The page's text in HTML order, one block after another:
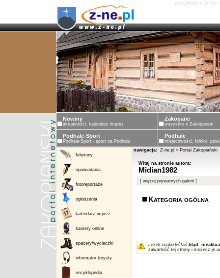
ZAKOPANE I TATRY
Nowiny
aktualności, kalendarz imprez
Zakopane
wszystko o Zakopanem
Podhale-Sport
Podhale-Sport - sport na Podhalu
Podhale
miejscowości, folklor,
felietony
opowiadania
fotoreportaże
ogłoszenia
kalendarz imprez
kamery online
spacery/wycieczki
informator turysty
encyklopedia
nawigacja: Z-ne.pl » Portal Zakopiański
Witaj na stronie autora:
Midian1982
[ więcej prywatnych galerii ]
Kategoria ogólna
Jeżeli znalazłeś/aś błąd ,
zawartość tej strony i możesz je